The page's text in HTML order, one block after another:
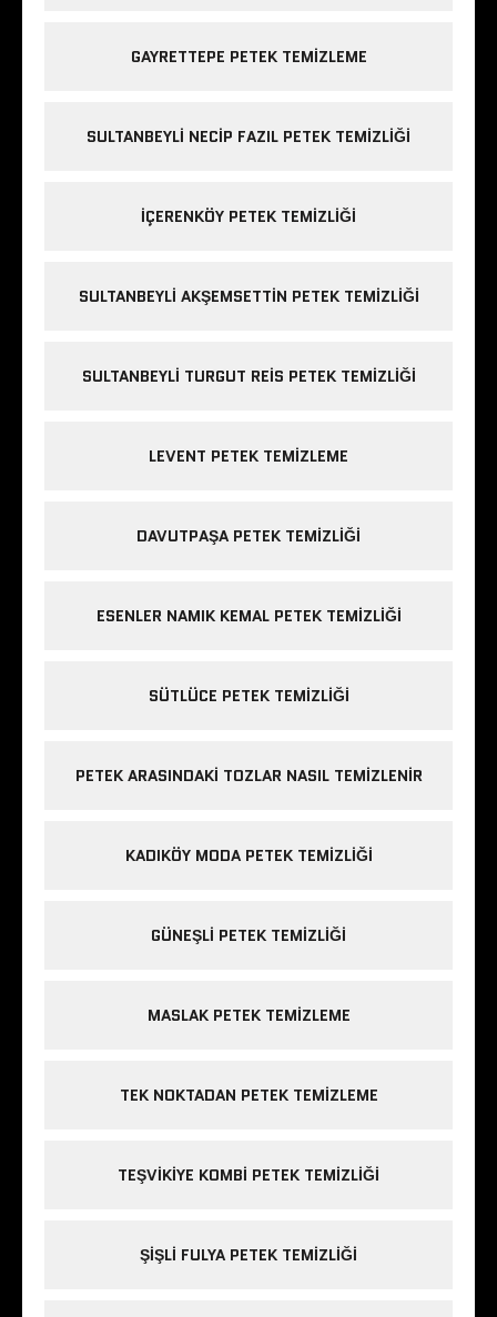
GAYRETTEPE PETEK TEMIZLEME
SULTANBEYLI NECIP FAZIL PETEK TEMIZLIĞI
IÇERENKÖY PETEK TEMIZLIĞI
SULTANBEYLI AKŞEMSETTIN PETEK TEMIZLIĞI
SULTANBEYLI TURGUT REIS PETEK TEMIZLIĞI
LEVENT PETEK TEMIZLEME
DAVUTPAŞA PETEK TEMIZLIĞI
ESENLER NAMIK KEMAL PETEK TEMIZLIĞI
SÜTLÜCE PETEK TEMIZLIĞI
PETEK ARASINDAKI TOZLAR NASIL TEMIZLENIR
KADIKÖY MODA PETEK TEMIZLIĞI
GÜNEŞLI PETEK TEMIZLIĞI
MASLAK PETEK TEMIZLEME
TEK NOKTADAN PETEK TEMIZLEME
TEŞVIKIYE KOMBI PETEK TEMIZLIĞI
ŞIŞLI FULYA PETEK TEMIZLIĞI